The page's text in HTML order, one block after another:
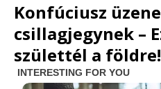
Konfúciusz
csillagjegynek –
születtél a földre!